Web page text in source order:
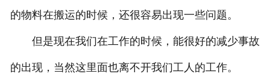
的物料在搬运的时候，还很容易出现一些问题。
但是现在我们在工作的时候，能很好的减少事故
的出现，当然这里面也离不开我们工人的工作。